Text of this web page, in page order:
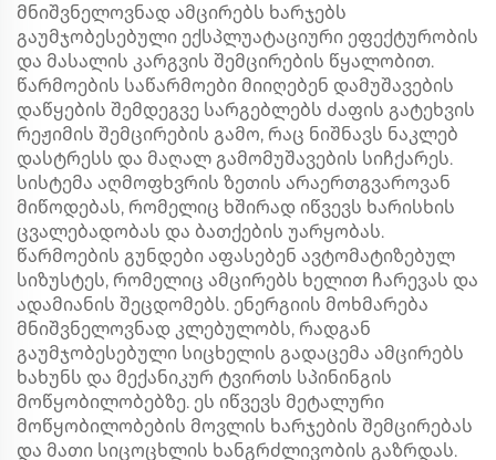
მნიშვნელოვნად ამცირებს ხარჯებს
გაუმჯობესებული ექსპლუატაციური ეფექტურობის
და მასალის კარგვის შემცირების წყალობით.
წარმოების საწარმოები მიიღებენ დამუშავების
დაწყების შემდეგვე სარგებლებს ძაფის გატეხვის
რეჟიმის შემცირების გამო, რაც ნიშნავს ნაკლებ
დასტრესს და მაღალ გამომუშავების სიჩქარეს.
სისტემა აღმოფხვრის ზეთის არაერთგვაროვან
მიწოდებას, რომელიც ხშირად იწვევს ხარისხის
ცვალებადობას და ბათქების უარყობას.
წარმოების გუნდები აფასებენ ავტომატიზებულ
სიზუსტეს, რომელიც ამცირებს ხელით ჩარევას და
ადამიანის შეცდომებს. ენერგიის მოხმარება
მნიშვნელოვნად კლებულობს, რადგან
გაუმჯობესებული სიცხელის გადაცემა ამცირებს
ხახუნს და მექანიკურ ტვირთს სპინინგის
მოწყობილობებზე. ეს იწვევს მეტალური
მოწყობილობების მოვლის ხარჯების შემცირებას
და მათი სიცოცხლის ხანგრძლივობის გაზრდას.